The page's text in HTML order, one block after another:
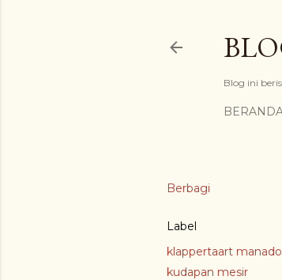
Blog ini
Berbagi
Label
klappertaart manado
kudapan mesir